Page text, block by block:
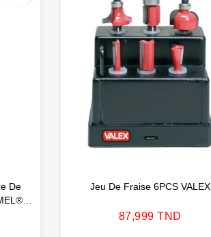
De
Jeu De Fraise 6PCS VALEX
Prix
87,999 TND